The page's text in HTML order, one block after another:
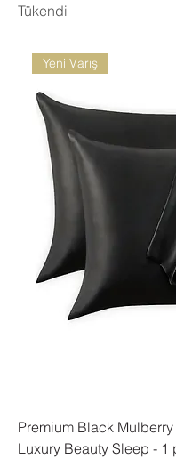
Tükendi
Yeni Varış
Premium Black
Luxury Beauty Sleep - 1